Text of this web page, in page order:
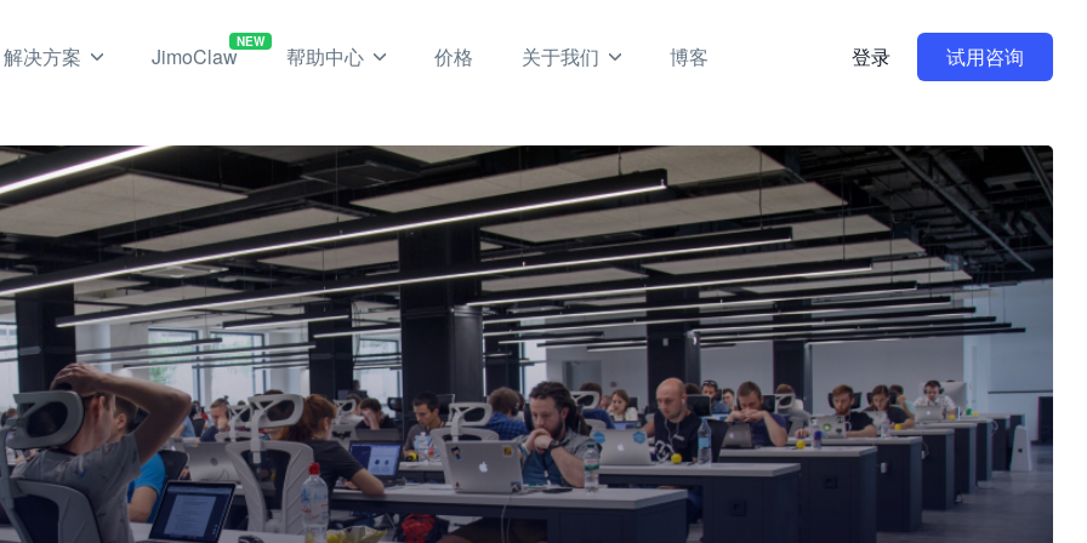
解决方案 JimoClaw
NEW
帮助中心 价格 关于我们 博客 登录 试用咨询